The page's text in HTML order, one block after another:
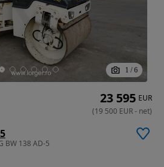
1 / 6
BW 138 AD-5
23 595 EUR
(19 500 EUR- net)